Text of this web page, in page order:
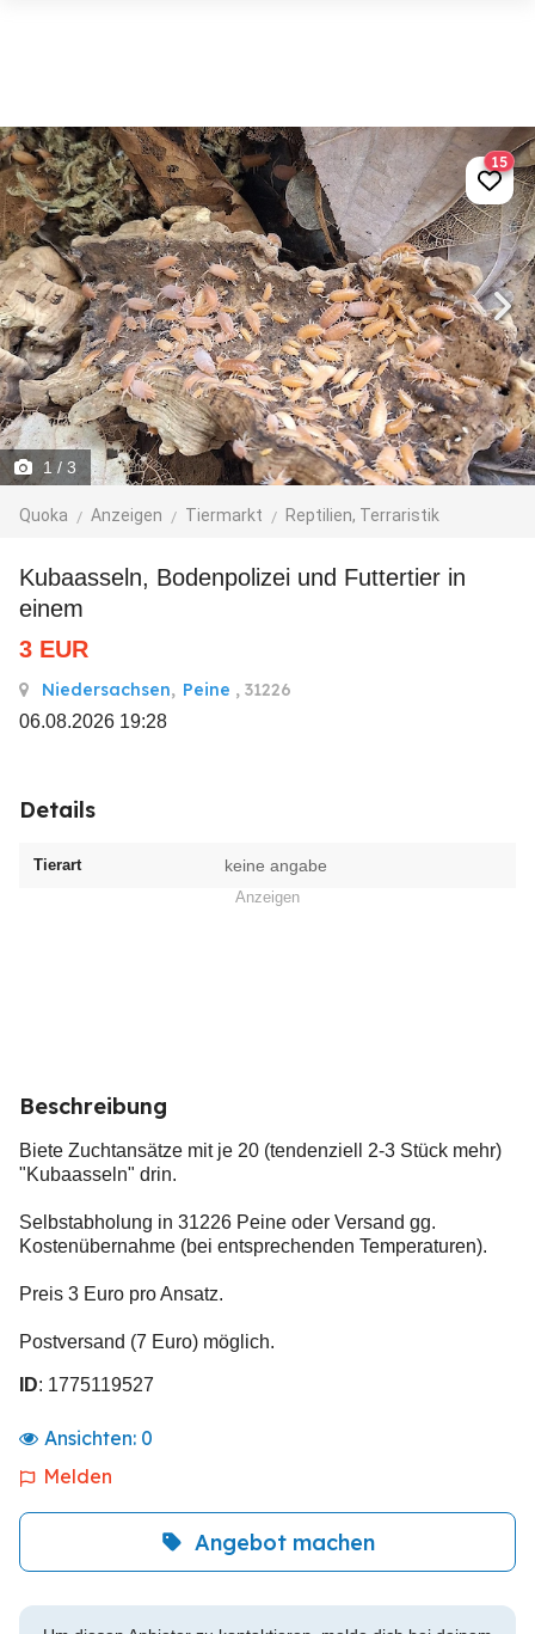
1 / 3
Quoka Anzeigen Tiermarkt Reptilien, Terraristik
15
Kubaasseln, Bodenpolizei und Futtertier in
einem
3 EUR
Niedersachsen, Peine , 31226
06.08.2026 19:28
Details
Tierart keine angabe
Anzeigen
Beschreibung
Biete Zuchtansätze mit je 20 (tendenziell 2-3 Stück mehr)
"Kubaasseln" drin.
Selbstabholung in 31226 Peine oder Versand gg.
Kostenübernahme (bei entsprechenden Temperaturen).
Preis 3 Euro pro Ansatz.
Postversand (7 Euro) möglich.
ID: 1775119527
Ansichten: 0
Melden
Angebot machen